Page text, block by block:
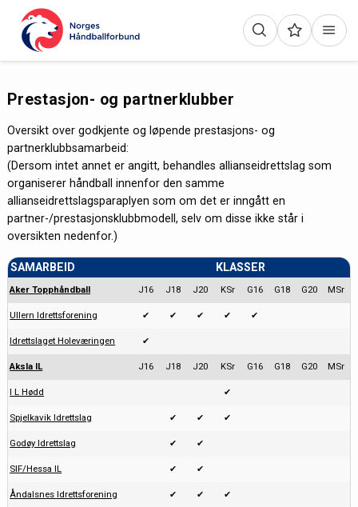
Prestasjon- og partnerklubber
Oversikt over godkjente og løpende prestasjons- og
partnerklubbsamarbeid:
(Dersom intet annet er angitt, behandles allianseidrettslag som
organiserer håndball innenfor den samme
allianseidrettslagsparaplyen som om det er inngått en
partner-/prestasjonsklubbmodell, selv om disse ikke står i
oversikten nedenfor.)
SAMARBEID KLASSER
Aker Topphåndball J16 J18 J20 KSr G16 G18 G20 MSr
Ullern Idrettsforening ✔ ✔ ✔ ✔ ✔
Idrettslaget Holeværingen ✔
Aksla IL J16 J18 J20 KSr G16 G18 G20 MSr
I L Hødd ✔
Spjelkavik Idrettslag ✔ ✔ ✔
Godøy Idrettslag ✔ ✔
SIF/Hessa IL ✔ ✔
Åndalsnes Idrettsforening ✔ ✔ ✔